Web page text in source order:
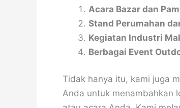
Acara Bazar dan
Stand Perumahan
Kegiatan Industri
Berbagai Event
Tidak hanya itu, kami juga
Anda untuk menambahkan